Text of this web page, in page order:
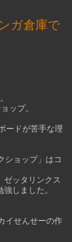
ガ倉庫で
ップ。
ードが苦手な理
ショップ」はコ
ゼッタリンクス
しました。
イせんせーの作